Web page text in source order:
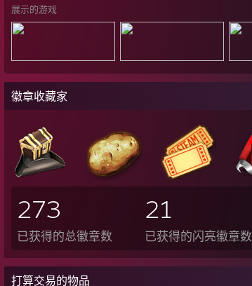
展示的游戏
徽章收藏家
273
已获得的总徽章数
21
已获得的闪亮徽章数
打算交易的物品